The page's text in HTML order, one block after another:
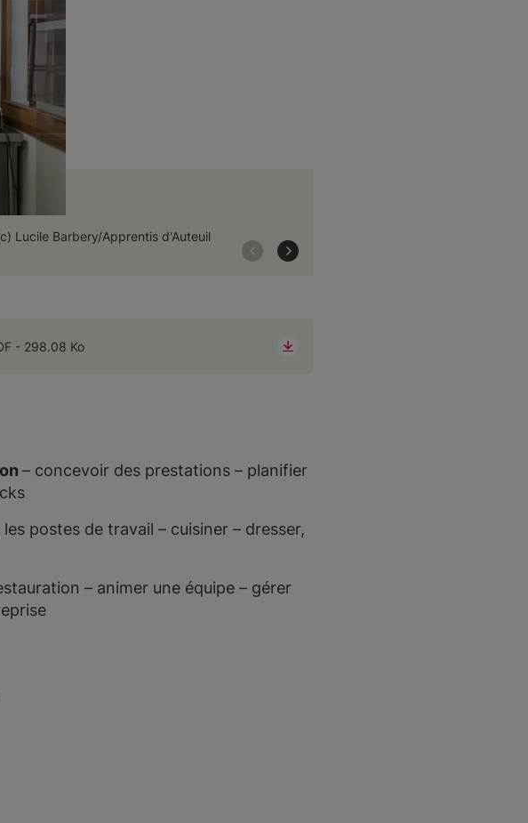
Lucile Barbery/Apprentis d'Auteuil
298.08 Ko
– concevoir des prestations – planifier
postes de travail – cuisiner – dresser,
– animer une équipe – gérer